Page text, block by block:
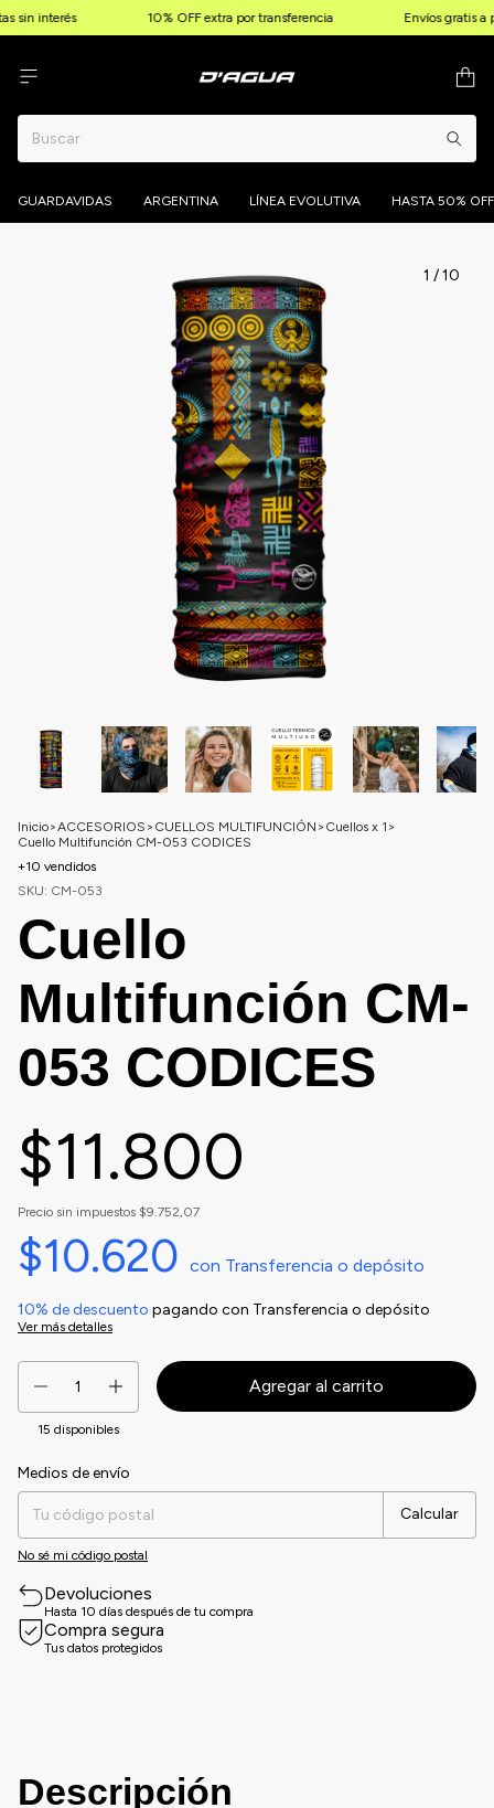
interés 10% OFF extra por transferencia Envíos gratis a
GUARDAVIDAS ARGENTINA LÍNEA EVOLUTIVA HASTA 50% OFF
1 /10
Inicio>ACCESORIOS > CUELLOS MULTIFUNCIÓN > Cuellos x 1 >
Cuello Multifunción CM-053 CODICES
+10 vendidos
SKU: CM-053
Cuello
Multifunción CM-
053 CODICES
$11.800
Precio sin impuestos $9.752,07
$10.620 con Transferencia o depósito
10% de descuento pagando con Transferencia o depósito
Ver más detalles
15 disponibles
Entregas para el CP:
Medios de envío
Calcular
No sé mi código postal
Devoluciones
Hasta 10 días después de tu compra
Compra segura
Tus datos protegidos
Descripción